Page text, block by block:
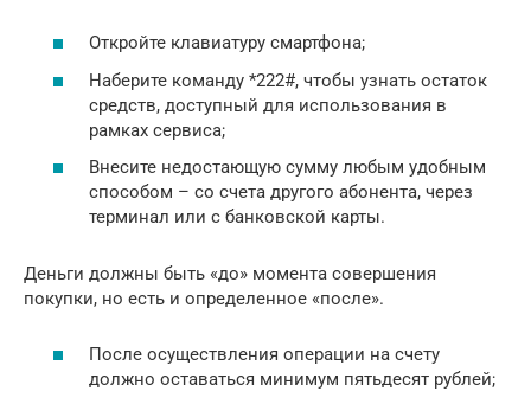
Откройте клавиатуру смартфона;
Наберите команду *222#, чтобы узнать остаток
средств, доступный для использования в
рамках сервиса;
Внесите недостающую сумму любым удобным
способом – со счета другого абонента, через
терминал или с банковской карты.
Деньги должны быть «до» момента совершения
покупки, но есть и определенное «после».
После осуществления операции на счету
должно оставаться минимум пятьдесят рублей;